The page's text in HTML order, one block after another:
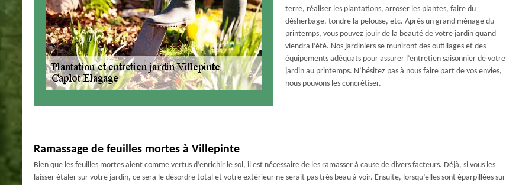
terre, réaliser les plantations, arroser les plantes, faire du
désherbage, tondre la pelouse, etc. Après un grand ménage du
printemps, vous pouvez jouir de la beauté de votre jardin quand
viendra l’été. Nos jardiniers se muniront des outillages et des
équipements adéquats pour assurer l’entretien saisonnier de votre
jardin au printemps. N’hésitez pas à nous faire part de vos envies,
nous pouvons les concrétiser.
Ramassage de feuilles mortes à Villepinte
Bien que les feuilles mortes aient comme vertus d’enrichir le sol, il est nécessaire de les ramasser à cause de divers facteurs. Déjà, si vous les
laisser étaler sur votre jardin, ce sera le désordre total et votre extérieur ne serait pas très beau à voir. Ensuite, lorsqu’elles sont éparpillées sur